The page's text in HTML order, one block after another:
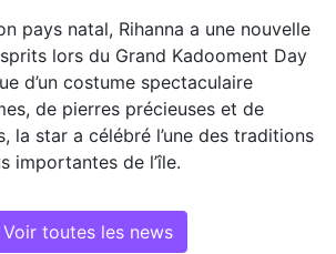
pays natal, Rihanna a une nouvelle
lors du Grand Kadooment Day
d’un costume spectaculaire
de pierres précieuses et de
la star a célébré l’une des traditions
importantes de l’île.
Voir toutes les news